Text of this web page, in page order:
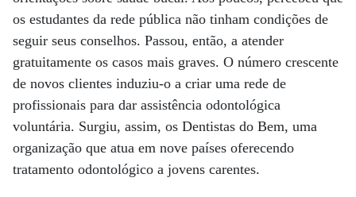
os estudantes da rede pública não tinham condições de
seguir seus conselhos. Passou, então, a atender
gratuitamente os casos mais graves. O número crescente
de novos clientes induziu-o a criar uma rede de
profissionais para dar assistência odontológica
voluntária. Surgiu, assim, os Dentistas do Bem, uma
organização que atua em nove países oferecendo
tratamento odontológico a jovens carentes.